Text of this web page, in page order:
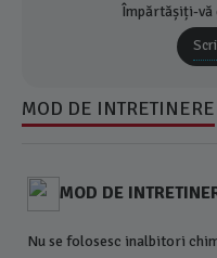
Împărtășiți-vă
MOD DE INTRETINERE
MOD DE
Nu se folosesc inalbitori